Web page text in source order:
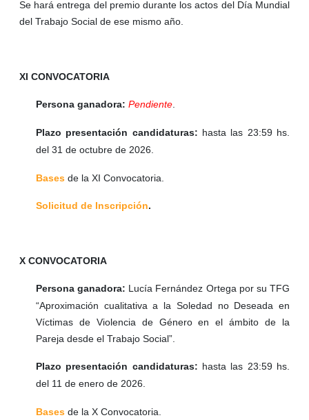
Se hará entrega del premio durante los actos del Día Mundial
del Trabajo Social de ese mismo año.
XI CONVOCATORIA
Persona ganadora: Pendiente
Plazo presentación candidaturas: hasta las 23:59 hs.
del 31 de octubre de 2026.
Bases de la XI Convocatoria.
Solicitud de Inscripción.
X CONVOCATORIA
Persona ganadora: Lucía Fernández Ortega por su TFG
“Aproximación cualitativa a la Soledad no Deseada en
Víctimas de Violencia de Género en el ámbito de la
Pareja desde el Trabajo Social”.
Plazo presentación candidaturas: hasta las 23:59 hs.
del 11 de enero de 2026.
Bases de la X Convocatoria.